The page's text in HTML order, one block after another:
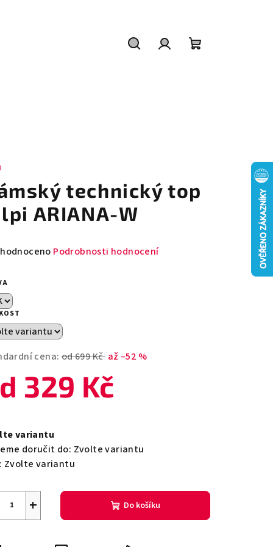
technický top
ARIANA-W
Podrobnosti hodnocení
cena: od 699 Kč až –52 %
329 Kč
variantu
doručit do: Zvolte variantu
Zvolte variantu
+ Do košíku